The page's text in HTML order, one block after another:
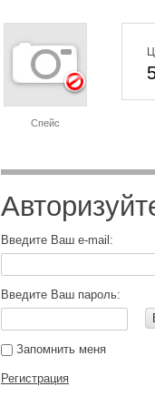
Спейс
Введите Ваш e-mail:
Введите Ваш пароль:
Запомнить меня
Регистрация